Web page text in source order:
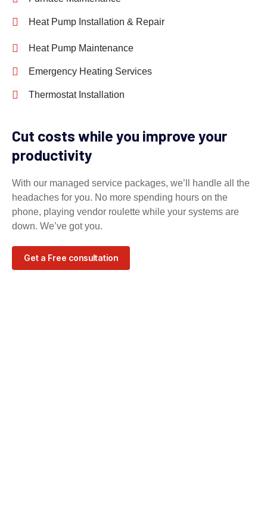
Heat Pump Installation & Repair
Heat Pump Maintenance
Emergency Heating Services
Thermostat Installation
Cut costs while you improve your
productivity
With our managed service packages, we’ll handle all the
headaches for you. No more spending hours on the
phone, playing vendor roulette while your systems are
down. We’ve got you.
Get a Free consultation